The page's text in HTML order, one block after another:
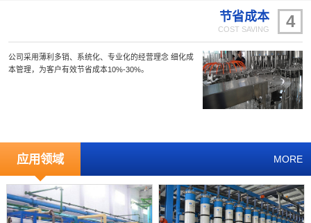
4
节省成本
COST SAVING
公司采用薄利多销、系统化、专业化的经营理念 细化成
本管理，为客户有效节省成本10%-30%。
应用领域 MORE